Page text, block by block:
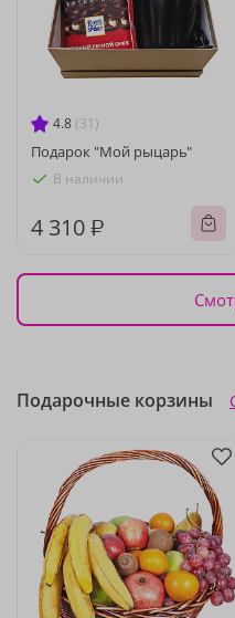
4.8 (31)
Подарок "Мой рыцарь"
В наличии
4 310 ₽
Подарочные корзины